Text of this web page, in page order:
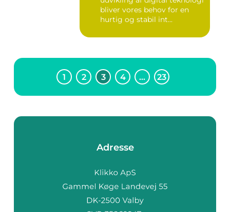
bliver vores behov for en
hurtig og stabil int...
1 2 3 4 … 23
Adresse